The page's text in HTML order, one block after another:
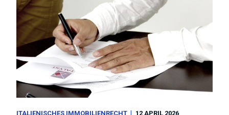
ITALIENISCHES IMMOBILIENRECHT 12 APRIL 2026